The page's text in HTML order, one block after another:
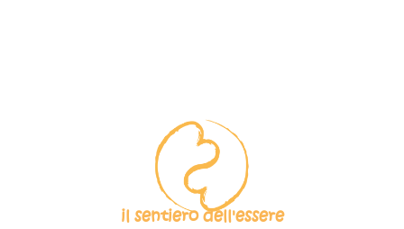
il sentiero dell'essere